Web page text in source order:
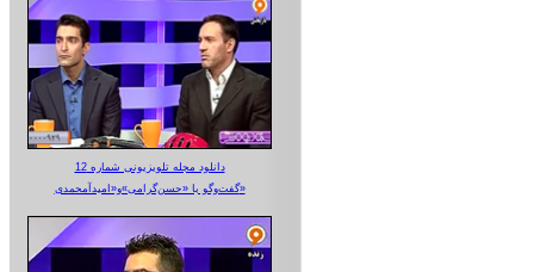
دانلود مجله تلویزیونی شماره 12
گفت‌وگو با «حسن‌گرامی»و«امیدآمحمدی»